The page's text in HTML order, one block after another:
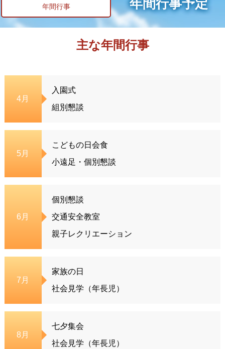
年間行事 年間行事予定
主な年間行事
4月
入園式
組別懇談
5月
こどもの日会食
小遠足・個別懇談
6月
個別懇談
交通安全教室
親子レクリエーション
7月
家族の日
社会見学（年長児）
8月
七夕集会
社会見学（年長児）